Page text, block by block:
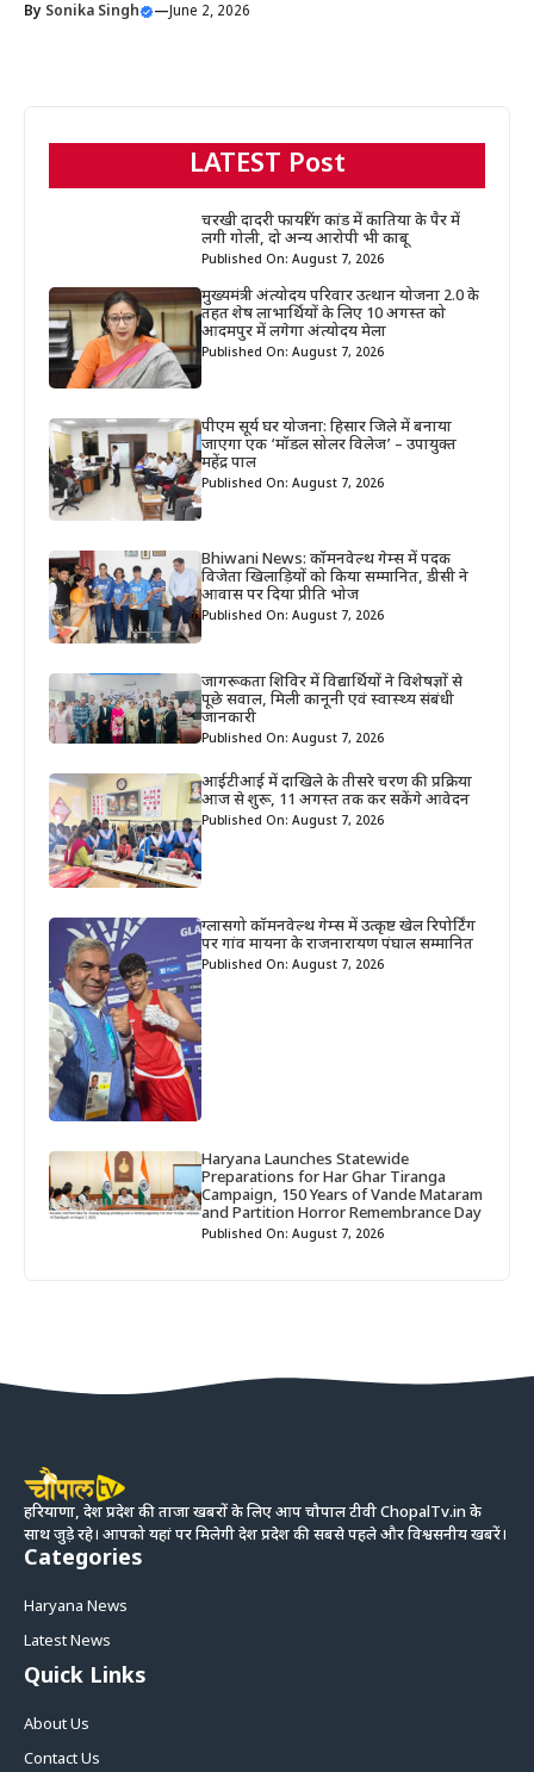
By Sonika Singh — June 2, 2026
LATEST Post
चरखी दादरी फायरिंग कांड में कातिया के पैर में
लगी गोली, दो अन्य आरोपी भी काबू
Published On: August 7, 2026
मुख्यमंत्री अंत्योदय परिवार उत्थान योजना 2.0 के
तहत शेष लाभार्थियों के लिए 10 अगस्त को
आदमपुर में लगेगा अंत्योदय मेला
Published On: August 7, 2026
पीएम सूर्य घर योजना: हिसार जिले में बनाया
जाएगा एक ‘मॉडल सोलर विलेज’ – उपायुक्त
महेंद्र पाल
Published On: August 7, 2026
Bhiwani News: कॉमनवेल्थ गेम्स में पदक
विजेता खिलाड़ियों को किया सम्मानित, डीसी ने
आवास पर दिया प्रीति भोज
Published On: August 7, 2026
जागरूकता शिविर में विद्यार्थियों ने विशेषज्ञों से
पूछे सवाल, मिली कानूनी एवं स्वास्थ्य संबंधी
जानकारी
Published On: August 7, 2026
आईटीआई में दाखिले के तीसरे चरण की प्रक्रिया
आज से शुरू, 11 अगस्त तक कर सकेंगे आवेदन
Published On: August 7, 2026
ग्लासगो कॉमनवेल्थ गेम्स में उत्कृष्ट खेल रिपोर्टिंग
पर गांव मायना के राजनारायण पंघाल सम्मानित
Published On: August 7, 2026
Haryana Launches Statewide
Preparations for Har Ghar Tiranga
Campaign, 150 Years of Vande Mataram
and Partition Horror Remembrance Day
Published On: August 7, 2026
हरियाणा, देश प्रदेश की ताजा खबरों के लिए आप चौपाल टीवी ChopalTv.in के
साथ जुड़े रहे। आपको यहां पर मिलेगी देश प्रदेश की सबसे पहले और विश्वसनीय खबरें।
Categories
Haryana News
Latest News
Quick Links
About Us
Contact Us